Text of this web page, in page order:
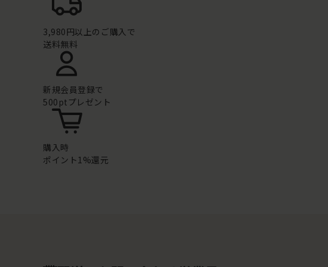
3,980円以上のご購入で
送料無料
新規会員登録で
500ptプレゼント
購入時
ポイント1%還元